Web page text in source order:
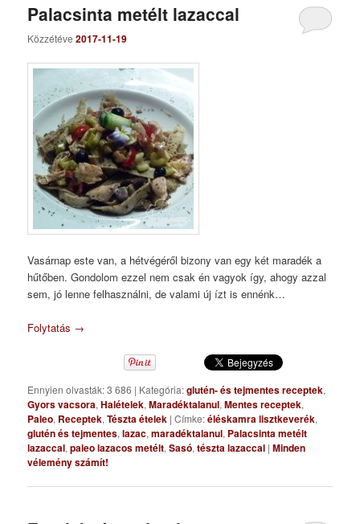
Palacsinta metélt lazaccal
Közzétéve2017-11-19
Vasárnap este van, a hétvégéről bizony van egy két maradék a
hűtőben. Gondolom ezzel nem csak én vagyok így, ahogy azzal
sem, jó lenne felhasználni, de valami új ízt is ennénk…
Folytatás →
Ennyien olvasták: 3 686 | Kategória:glutén- és tejmentes receptek,
Gyors vacsora,Halételek,Maradéktalanul,Mentes receptek,
Paleo, Receptek,Tészta ételek |Címke:éléskamra lisztkeverék,
glutén és tejmentes,lazac,maradéktalanul, Palacsinta metélt
lazaccal,paleo lazacos metélt,Sasó,tészta lazaccal |Minden
vélemény számít!